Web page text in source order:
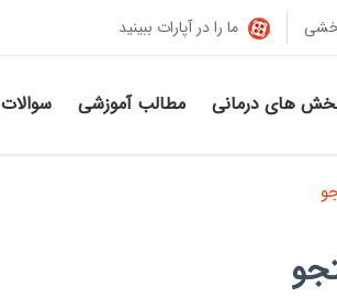
ما را در آپارات ببینید
های درمانی مطالب آموزشی سوالات